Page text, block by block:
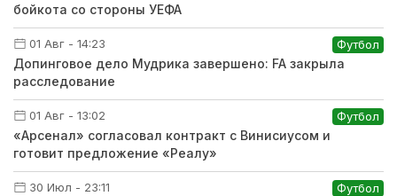
бойкота со стороны УЕФА
01 Авг - 14:23 Футбол
Допинговое дело Мудрика завершено: FA закрыла
расследование
01 Авг - 13:02 Футбол
«Арсенал» согласовал контракт с Винисиусом и
готовит предложение «Реалу»
30 Июл - 23:11 Футбол